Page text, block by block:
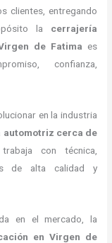
clientes, entregando
la cerrajería
de Fatima es
confianza,
en la industria
cerca de
trabaja con técnica,
de alta calidad y
en el mercado, la
en Virgen de